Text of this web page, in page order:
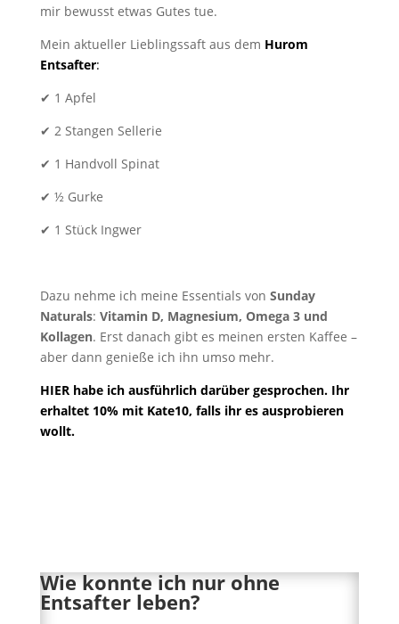
mir bewusst etwas Gutes tue.
Mein aktueller Lieblingssaft aus dem Hurom
Entsafter:
✔ 1 Apfel
✔ 2 Stangen Sellerie
✔ 1 Handvoll Spinat
✔ ½ Gurke
✔ 1 Stück Ingwer
Dazu nehme ich meine Essentials von Sunday
Naturals: Vitamin D, Magnesium, Omega 3 und
Kollagen. Erst danach gibt es meinen ersten Kaffee –
aber dann genieße ich ihn umso mehr.
HIER habe ich ausführlich darüber gesprochen. Ihr
erhaltet 10% mit Kate10, falls ihr es ausprobieren
wollt.
Wie konnte ich nur ohne
Entsafter leben?